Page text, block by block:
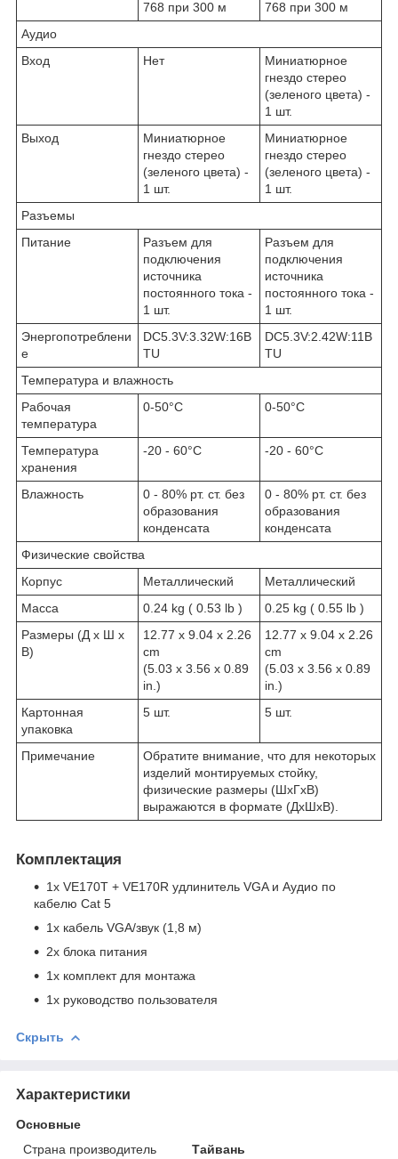
768 при 300 м
768 при 300 м
Аудио
Вход
Нет
Миниатюрное
гнездо стерео
(зеленого цвета) -
1 шт.
Выход
Миниатюрное
гнездо стерео
(зеленого цвета) -
1 шт.
Миниатюрное
гнездо стерео
(зеленого цвета) -
1 шт.
Разъемы
Питание
Разъем для
подключения
источника
постоянного тока -
1 шт.
Разъем для
подключения
источника
постоянного тока -
1 шт.
Энергопотреблени
е
DC5.3V:3.32W:16B
TU
DC5.3V:2.42W:11B
TU
Температура и влажность
Рабочая
температура
0-50°C 0-50°C
Температура
хранения
-20 - 60°C -20 - 60°C
Влажность
0 - 80% рт. ст. без
образования
конденсата
0 - 80% рт. ст. без
образования
конденсата
Физические свойства
Корпус
Металлический
Металлический
Масса
0.24 kg ( 0.53 lb )
0.25 kg ( 0.55 lb )
Размеры (Д х Ш х
В)
12.77 x 9.04 x 2.26
cm
(5.03 x 3.56 x 0.89
in.)
12.77 x 9.04 x 2.26
cm
(5.03 x 3.56 x 0.89
in.)
Картонная
упаковка
5 шт. 5 шт.
Примечание
Обратите внимание, что для некоторых
изделий монтируемых стойку,
физические размеры (ШxГxВ)
выражаются в формате (ДxШxВ).
Комплектация
1x VE170T + VE170R удлинитель VGA и Аудио по
кабелю Cat 5
1x кабель VGA/звук (1,8 м)
2х блока питания
1х комплект для монтажа
1x руководство пользователя
Скрыть
Характеристики
Основные
Страна производитель
Тайвань